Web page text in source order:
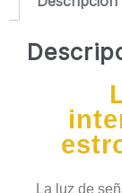
La luz de